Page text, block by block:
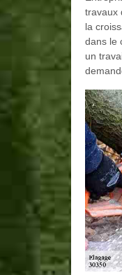
travaux
la
dans le
un